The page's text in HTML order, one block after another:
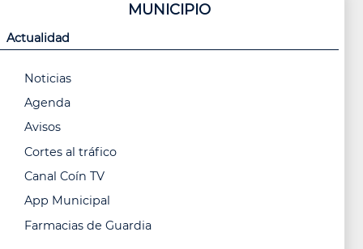
MUNICIPIO
Actualidad
Noticias
Agenda
Avisos
Cortes al tráfico
Canal Coín TV
App Municipal
Farmacias de Guardia